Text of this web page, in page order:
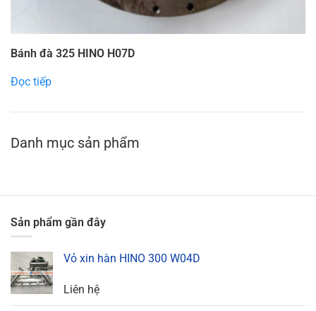
Bánh đà 325 HINO H07D
Đọc tiếp
Danh mục sản phẩm
Sản phẩm gần đây
Vỏ xin hàn HINO 300 W04D
Liên hệ